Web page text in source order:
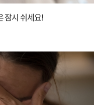
잠시 쉬세요!